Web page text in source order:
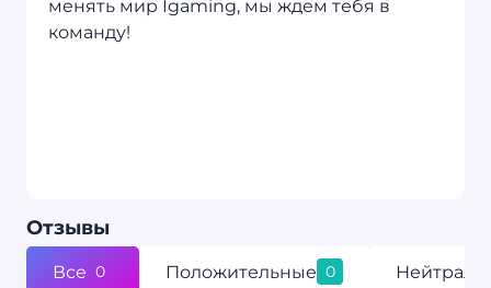
менять мир Igaming, мы ждем тебя в
команду!
Oтзывы
Все 0 Положительные 0